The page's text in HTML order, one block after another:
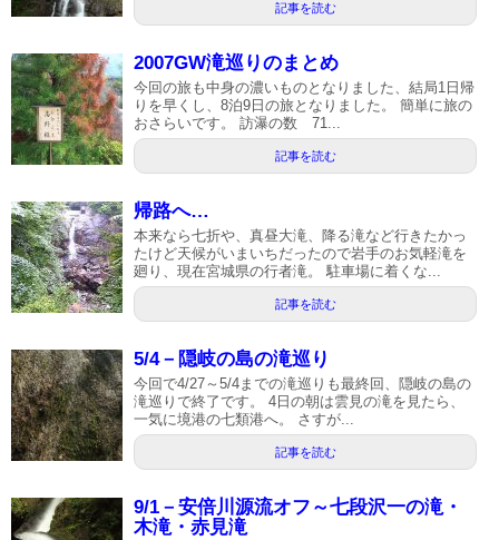
記事を読む
2007GW滝巡りのまとめ
今回の旅も中身の濃いものとなりました、結局1日帰
りを早くし、8泊9日の旅となりました。 簡単に旅の
おさらいです。 訪瀑の数 71...
記事を読む
帰路へ…
本来なら七折や、真昼大滝、降る滝など行きたかっ
たけど天候がいまいちだったので岩手のお気軽滝を
廻り、現在宮城県の行者滝。 駐車場に着くな...
記事を読む
5/4－隠岐の島の滝巡り
今回で4/27～5/4までの滝巡りも最終回、隠岐の島の
滝巡りで終了です。 4日の朝は雲見の滝を見たら、
一気に境港の七類港へ。 さすが...
記事を読む
9/1－安倍川源流オフ～七段沢一の滝・
木滝・赤見滝